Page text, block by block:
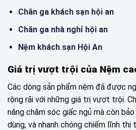
Chăn ga khách sạn hội an
Chăn ga nhà nghỉ hội an
Nệm khách sạn Hội An
Giá trị vượt trội của Nệm
Các dòng sản phẩm nệm đã được
rộng rãi với những giá trị vượt trội.
năng chăm sóc giấc ngủ mà còn
dùng, và nhanh chóng chiếm lĩnh thị